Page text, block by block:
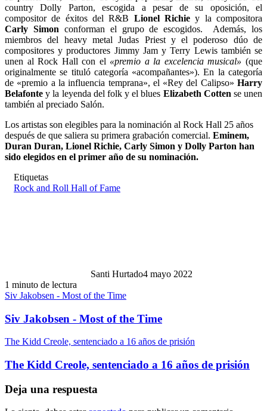
country Dolly Parton, escogida a pesar de su oposición, el
compositor de éxitos del R&B Lionel Richie y la compositora
Carly Simon conforman el grupo de escogidos.
Además, los
miembros del heavy metal Judas Priest y el poderoso dúo de
compositores y productores Jimmy Jam y Terry Lewis también se
unen al Rock Hall con el «premio a la excelencia musical» (que
originalmente se tituló categoría «acompañantes»).En la categoría
de «premio a la influencia temprana», el «Rey del Calipso» Harry
Belafonte y la leyenda del folk y el blues Elizabeth Cotten se unen
también al preciado Salón.
Los artistas son elegibles para la nominación al Rock Hall 25 años
después de que saliera su primera grabación comercial. Eminem,
Duran Duran, Lionel Richie, Carly Simon y Dolly Parton han
sido elegidos en el primer año de su nominación.
Etiquetas
Rock and Roll Hall of Fame
Santi Hurtado4 mayo 2022
1 minuto de lectura
Siv Jakobsen - Most of the Time
Siv Jakobsen - Most of the Time
The Kidd Creole, sentenciado a 16 años de prisión
The Kidd Creole, sentenciado a 16 años de prisión
Deja una respuesta